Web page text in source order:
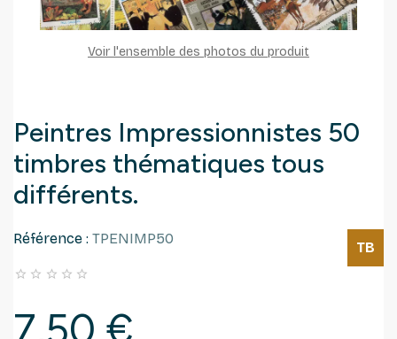
Voir l'ensemble des photos du produit
Peintres Impressionnistes 50
timbres thématiques tous
différents.
Référence : TPENIMP50
TB
    